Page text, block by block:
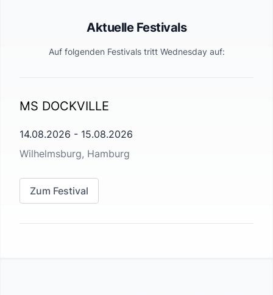
Aktuelle Festivals
Auf folgenden Festivals tritt Wednesday auf:
MS DOCKVILLE
14.08.2026 - 15.08.2026
Wilhelmsburg, Hamburg
Zum Festival